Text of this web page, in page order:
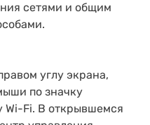
сетями и общим
углу экрана,
по значку
Wi-Fi. В открывшемся